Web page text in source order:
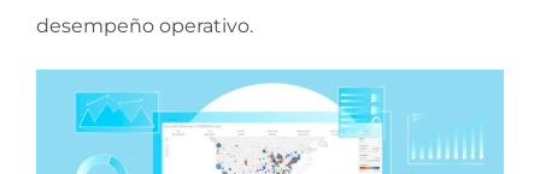
desempeño operativo.